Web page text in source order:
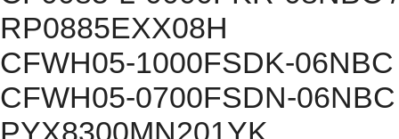
RP0885EXX08H
CFWH05-1000FSDK-06NBC
CFWH05-0700FSDN-06NBC
PYX8300MN201YK